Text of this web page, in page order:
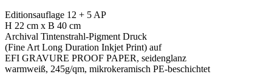
Editionsauflage 12 + 5 AP
H 22 cm x B 40 cm
Archival Tintenstrahl-Pigment Druck
(Fine Art Long Duration Inkjet Print) auf
EFI GRAVURE PROOF PAPER, seidenglanz
warmweiß, 245g/qm, mikrokeramisch PE-beschichtet